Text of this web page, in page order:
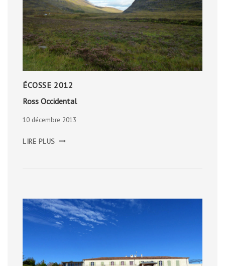
ÉCOSSE 2012
Ross Occidental
10 décembre 2013
LIRE PLUS OCCIDENTAL